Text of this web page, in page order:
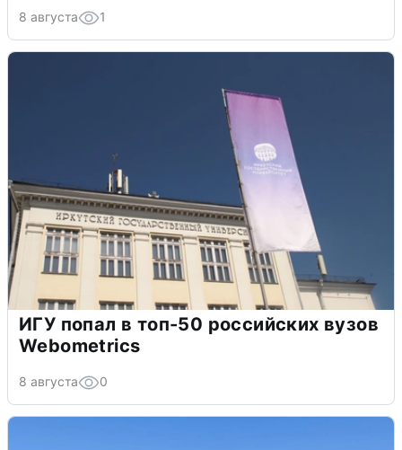
8 августа 1
ИГУ попал в топ-50 российских вузов
Webometrics
8 августа 0